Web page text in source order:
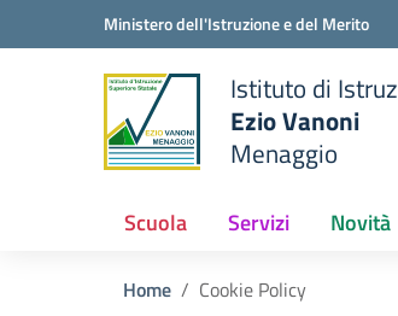
Vai ai contenuti
Vai al menu di navigazioneMinistero dell'Istruzione e del Merito
scuola
Istituto di
Ezio Vanoni
Menaggio
Scuola Servizi Novità
Home Cookie Policy